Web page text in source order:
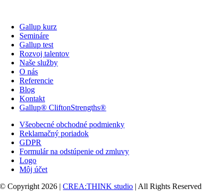
Gallup kurz
Semináre
Gallup test
Rozvoj talentov
Naše služby
O nás
Referencie
Blog
Kontakt
Gallup® CliftonStrengths®
Všeobecné obchodné podmienky
Reklamačný poriadok
GDPR
Formulár na odstúpenie od zmluvy
Logo
Môj účet
© Copyright 2026 |CREA:THINK studio | All Rights Reserved